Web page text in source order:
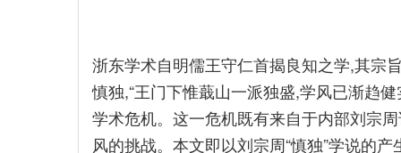
浙东学术自明儒王守仁首揭良知之学,其宗
慎独,“王门下惟蕺山一派独盛,学风已渐趋
学术危机。这一危机既有来自于内部刘宗
风的挑战。本文即以刘宗周“慎独”学说的